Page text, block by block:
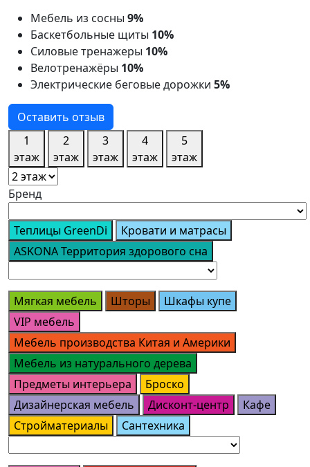
Мебель из сосны 9%
Баскетбольные щиты 10%
Силовые тренажеры 10%
Велотренажёры 10%
Электрические беговые дорожки 5%
Оставить отзыв
1
этаж
2
этаж
3
этаж
4
этаж
5
этаж
Бренд
Теплицы GreenDi
Кровати и матрасы
ASKONA Территория здорового сна
Мягкая мебель Шторы
Шкафы купе
VIP мебель
Мебель производства Китая и Америки
Мебель из натурального дерева
Предметы интерьера
Броско
Дизайнерская мебель
Дисконт-центр
Кафе
Стройматериалы
Сантехника